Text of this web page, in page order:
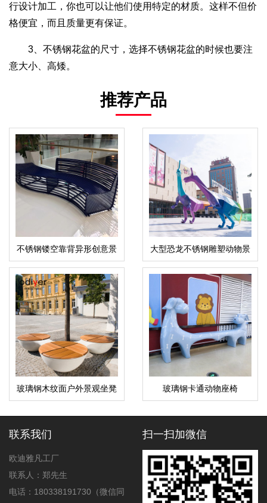
行设计加工，你也可以让他们使用特定的材质。这样不但价
格便宜，而且质量更有保证。
3、不锈钢花盆的尺寸，选择不锈钢花盆的时候也要注
意大小、高矮。
推荐产品
不锈钢镂空靠背异形创意景
观坐凳
大型恐龙不锈钢雕塑动物景
观城市广场雕塑
玻璃钢木纹面户外景观坐凳 玻璃钢卡通动物座椅
联系我们
欧迪雅凡工厂
联系人：郑先生
电话：180338191730（微信同
扫一扫加微信